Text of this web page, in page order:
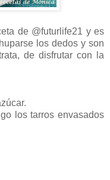
de @futurlife21 y es
los dedos y son
de disfrutar con la
los tarros envasados